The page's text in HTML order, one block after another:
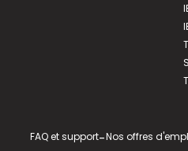
FAQ et support-Nos offres